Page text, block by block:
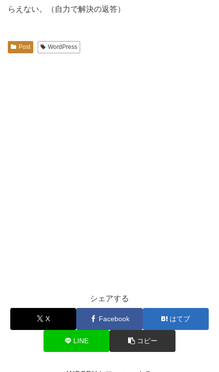
らえない。（自力で解決の返答）
Post WordPress
シェアする
X Facebook はてブ
LINE コピー